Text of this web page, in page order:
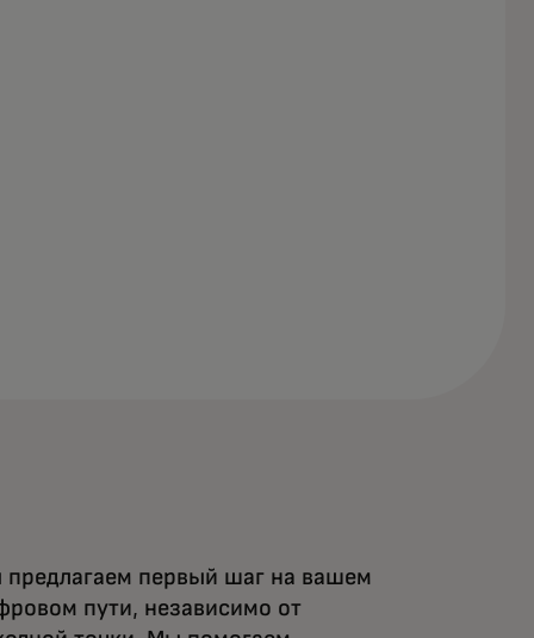
первый шаг на вашем
пути, независимо от